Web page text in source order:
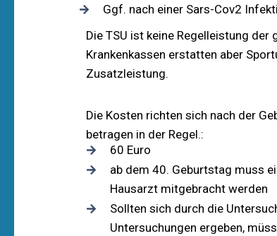
Ggf. nach einer Sars-Cov2
Die TSU ist keine Regelleistung der
Krankenkassen erstatten aber
Zusatzleistung.
Die Kosten richten sich nach der
betragen in der Regel.:
60 Euro
ab dem 40. Geburtstag muss
Hausarzt mitgebracht werden
Sollten sich durch die
Untersuchungen ergeben,